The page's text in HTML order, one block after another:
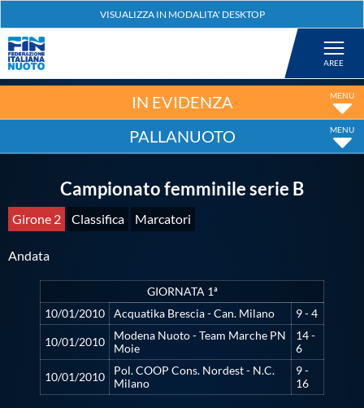
Nuoto
Tuffi
Salvamento
Master
IN EVIDENZA
PALLANUOTO
Campionato femminile serie B
Girone 2 Classifica Marcatori
Andata
GIORNATA 1ª
10/01/2010
Acquatika Brescia - Can. Milano 9 - 4
10/01/2010
Modena Nuoto - Team Marche PN
Moie
14 -
6
10/01/2010
Pol. COOP Cons. Nordest - N.C.
Milano
9 -
16